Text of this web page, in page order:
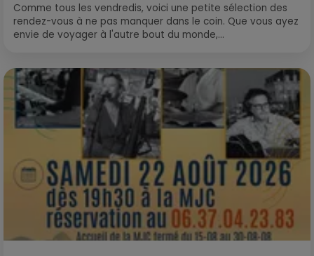
Comme tous les vendredis, voici une petite sélection des
rendez-vous à ne pas manquer dans le coin. Que vous ayez
envie de voyager à l'autre bout du monde,...